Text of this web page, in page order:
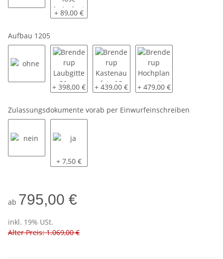
mit ( grau ) - lose beigelegt
+ 89,00 €
Aufbau 1205
Brenderup Laubgitter 50 cm - lose beigelegt
+ 398,00 € Brenderup Kastenaufatz 35 cm - lose
+ 439,00 € Brenderup Hochplane
+ 479,00 €
Zulassungsdokumente vorab per Einwurfeinschreiben
ja
+ 7,50 €
ab 795,00 €
inkl. 19% USt.
Alter Preis: 1.069,00 €